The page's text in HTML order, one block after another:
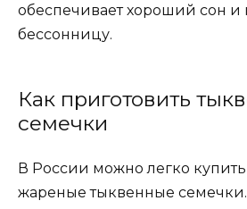
обеспечивает хороший сон и
бессонницу.
Как приготовить
семечки
В России можно легко купить
жареные тыквенные семечки.